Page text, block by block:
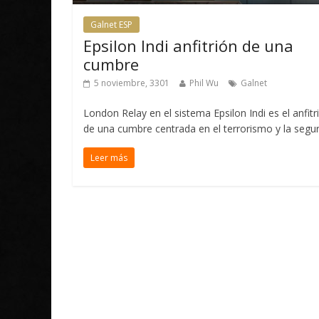
Galnet ESP
Epsilon Indi anfitrión de una
cumbre
5 noviembre, 3301 Phil Wu Galnet
London Relay en el sistema Epsilon Indi es el
de una cumbre centrada en el terrorismo y la
Leer más